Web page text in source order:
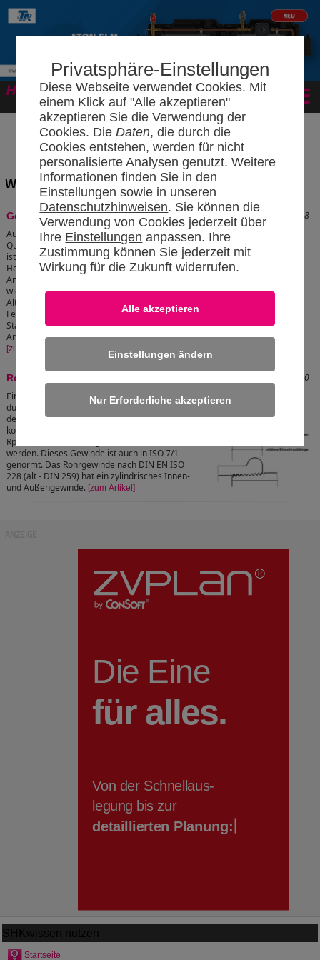
Privatsphäre-Einstellungen
Diese Webseite verwendet Cookies. Mit
einem Klick auf "Alle akzeptieren"
akzeptieren Sie die Verwendung der
Cookies. DieDaten, die durch die
Cookies entstehen, werden für nicht
personalisierte Analysen genutzt. Weitere
Informationen finden Sie in den
Einstellungen sowie in unseren
Datenschutzhinweisen. Sie können die
Verwendung von Cookies jederzeit über
Ihre Einstellungen anpassen. Ihre
Zustimmung können Sie jederzeit mit
Wirkung für die Zukunft widerrufen.
Einstellungen ändern
Wissensbereich: "Schneidkluppe"
Stand: 20.09.2021 21:26:08
Gewindeschneiden
Auch wenn das Pressen, Stecken und
Quetschen immer häufiger angewendet wird,
ist das Rohrgewindeschneiden für
Heizungsbauer, Servicemonteure und
Anlagenbauer in der Industrie immer noch eine
wichtige Arbeitstechnik. Besonders im
Altbestand von Gebäuden und bei Nah- und
Fernwärmeanlagen gibt es noch
Stahlrohrsysteme, in denen die Bauteile,
Armaturen und Fittings mit Gewinde verbunden sind bzw. werden.
[zum Artikel]
Stand: 03.10.2020 21:54:40
Rohrgewindeverbindung
Eine fachgerechte Gewindeverbindung wird
durch Gewinde nach EN 10226-1:2004-10 mit
der Paarung R/Rp erreicht, wobei mit R das
konische Außengewinde (Kegel 1:16) und mit
Rp das parallele Innengewinde bezeichnet
werden. Dieses Gewinde ist auch in ISO 7/1
genormt. Das Rohrgewinde nach DIN EN ISO
228 (alt - DIN 259) hat ein zylindrisches Innen-
und Außengewinde. [zum Artikel]
SHKwissen nutzen
Startseite